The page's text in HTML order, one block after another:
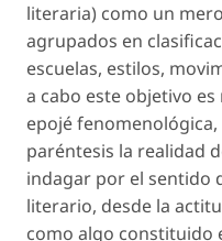
literaria) como un
agrupados en
escuelas, estilos,
a cabo este objetivo
epojé
paréntesis la realidad
indagar por el sentido
literario, desde la
como algo constituido